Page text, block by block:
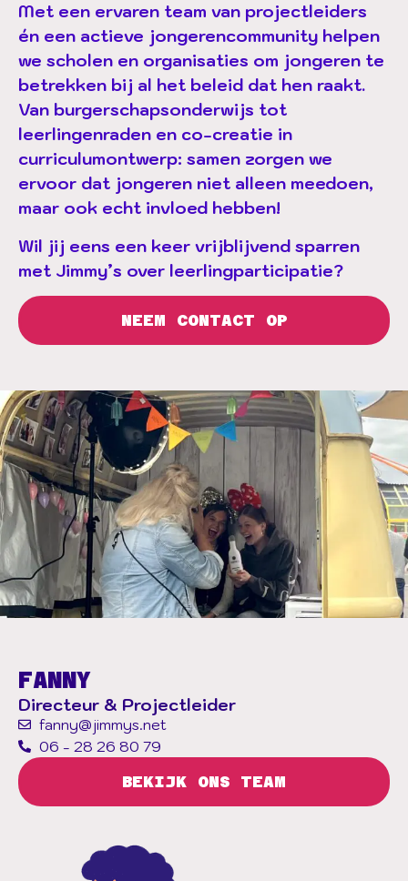
Met een ervaren team van projectleiders
én een actieve jongerencommunity helpen
we scholen en organisaties om jongeren te
betrekken bij al het beleid dat hen raakt.
Van burgerschapsonderwijs tot
leerlingenraden en co-creatie in
curriculumontwerp: samen zorgen we
ervoor dat jongeren niet alleen meedoen,
maar ook echt invloed hebben!
Wil jij eens een keer vrijblijvend sparren
met Jimmy’s over leerlingparticipatie?
NEEM CONTACT OP
FANNY
Directeur & Projectleider
fanny@jimmys.net
06 - 28 26 80 79
BEKIJK ONS TEAM